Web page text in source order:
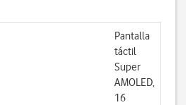
Pantalla
táctil
Super
AMOLED,
16